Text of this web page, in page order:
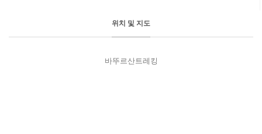
위치 및 지도
바뚜르산트레킹